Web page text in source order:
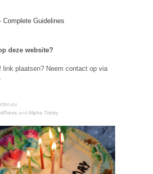
Complete Guidelines
deze website?
link plaatsen? Neem contact op via
.
and Alpha Trinity